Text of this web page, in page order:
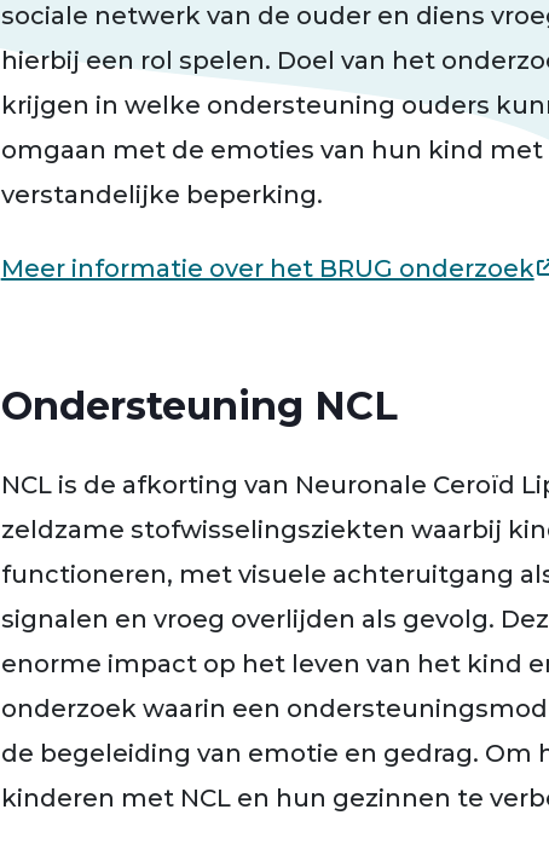
sociale netwerk van de ouder en diens
hierbij een rol spelen. Doel van het
krijgen in welke ondersteuning ouders
omgaan met de emoties van hun kind met
verstandelijke beperking.
Meer informatie over het BRUG onderzoek
Ondersteuning NCL
NCL is de afkorting van Neuronale Ceroïd
zeldzame stofwisselingsziekten waarbij
functioneren, met visuele achteruitgang
signalen en vroeg overlijden als gevolg.
enorme impact op het leven van het kind
onderzoek waarin een
de begeleiding van emotie en gedrag. Om
kinderen met NCL en hun gezinnen te